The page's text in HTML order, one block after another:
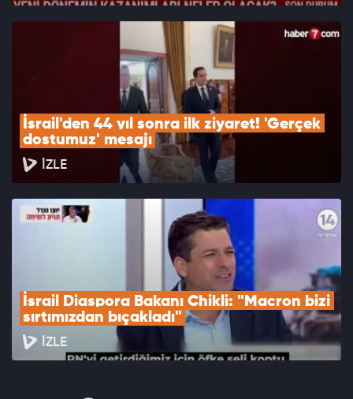
İsrail'den 44 yıl sonra ilk ziyaret! 'Gerçek
dostumuz' mesajı
İZLE
İsrail Diaspora Bakanı Chikli: "Macron bizi
sırtımızdan bıçakladı"
İZLE